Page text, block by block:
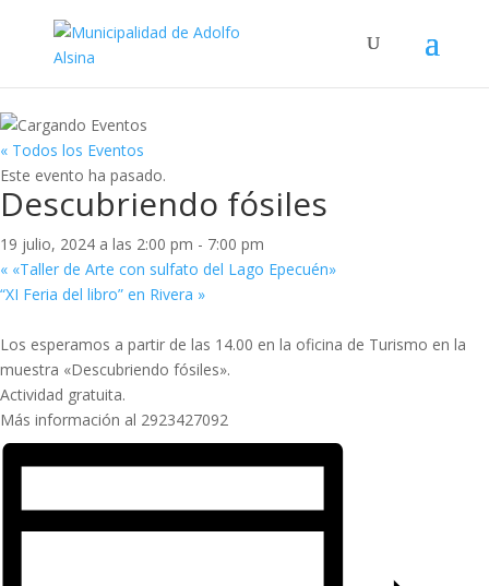
« Todos los Eventos
Este evento ha pasado.
Descubriendo fósiles
19 julio, 2024 a las 2:00 pm - 7:00 pm
« «Taller de Arte con sulfato del Lago Epecuén»
“XI Feria del libro” en Rivera »
Los esperamos a partir de las 14.00 en la oficina de Turismo en la
muestra «Descubriendo fósiles».
Actividad gratuita.
Más información al 2923427092